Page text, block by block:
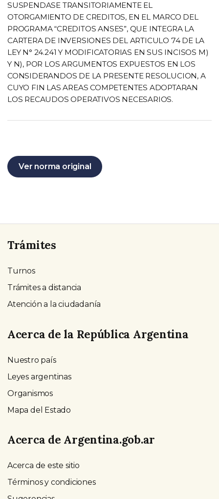
SUSPENDASE TRANSITORIAMENTE EL
OTORGAMIENTO DE CREDITOS, EN EL MARCO DEL
PROGRAMA “CREDITOS ANSES”, QUE INTEGRA LA
CARTERA DE INVERSIONES DEL ARTICULO 74 DE LA
LEY N° 24.241 Y MODIFICATORIAS EN SUS INCISOS M)
Y N), POR LOS ARGUMENTOS EXPUESTOS EN LOS
CONSIDERANDOS DE LA PRESENTE RESOLUCION, A
CUYO FIN LAS AREAS COMPETENTES ADOPTARAN
LOS RECAUDOS OPERATIVOS NECESARIOS.
Ver norma original
Trámites
Turnos
Trámites a distancia
Atención a la ciudadanía
Acerca de la República Argentina
Nuestro país
Leyes argentinas
Organismos
Mapa del Estado
Acerca de Argentina.gob.ar
Acerca de este sitio
Términos y condiciones